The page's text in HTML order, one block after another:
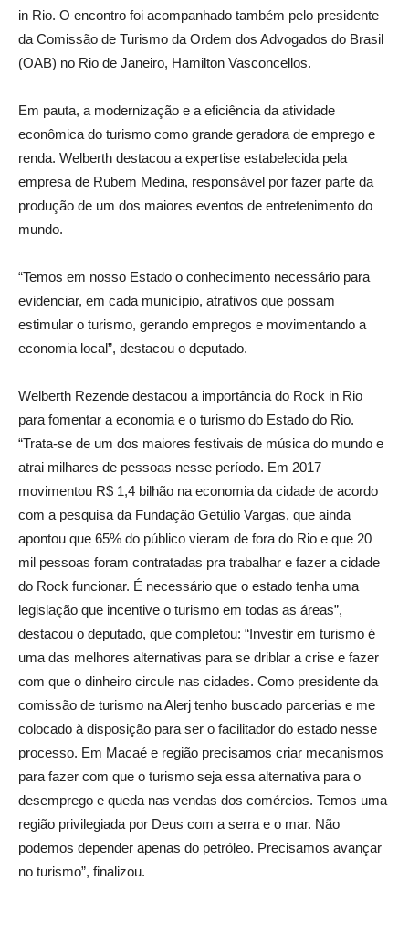
in Rio. O encontro foi acompanhado também pelo presidente
da Comissão de Turismo da Ordem dos Advogados do Brasil
(OAB) no Rio de Janeiro, Hamilton Vasconcellos.
Em pauta, a modernização e a eficiência da atividade
econômica do turismo como grande geradora de emprego e
renda. Welberth destacou a expertise estabelecida pela
empresa de Rubem Medina, responsável por fazer parte da
produção de um dos maiores eventos de entretenimento do
mundo.
“Temos em nosso Estado o conhecimento necessário para
evidenciar, em cada município, atrativos que possam
estimular o turismo, gerando empregos e movimentando a
economia local”, destacou o deputado.
Welberth Rezende destacou a importância do Rock in Rio
para fomentar a economia e o turismo do Estado do Rio.
“Trata-se de um dos maiores festivais de música do mundo e
atrai milhares de pessoas nesse período. Em 2017
movimentou R$ 1,4 bilhão na economia da cidade de acordo
com a pesquisa da Fundação Getúlio Vargas, que ainda
apontou que 65% do público vieram de fora do Rio e que 20
mil pessoas foram contratadas pra trabalhar e fazer a cidade
do Rock funcionar. É necessário que o estado tenha uma
legislação que incentive o turismo em todas as áreas”,
destacou o deputado, que completou: “Investir em turismo é
uma das melhores alternativas para se driblar a crise e fazer
com que o dinheiro circule nas cidades. Como presidente da
comissão de turismo na Alerj tenho buscado parcerias e me
colocado à disposição para ser o facilitador do estado nesse
processo. Em Macaé e região precisamos criar mecanismos
para fazer com que o turismo seja essa alternativa para o
desemprego e queda nas vendas dos comércios. Temos uma
região privilegiada por Deus com a serra e o mar. Não
podemos depender apenas do petróleo. Precisamos avançar
no turismo”, finalizou.